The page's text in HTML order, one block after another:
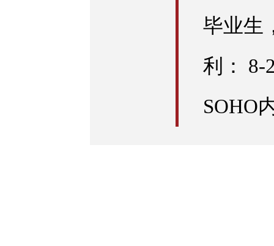
毕业生
利： 8-
SOHO